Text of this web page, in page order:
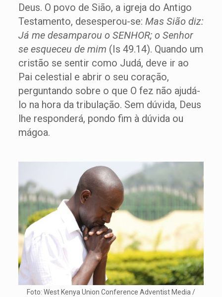
Deus. O povo de Sião, a igreja do Antigo
Testamento, desesperou-se: Mas Sião diz:
Já me desamparou o SENHOR; o Senhor
se esqueceu de mim (Is 49.14). Quando um
cristão se sentir como Judá, deve ir ao
Pai celestial e abrir o seu coração,
perguntando sobre o que O fez não ajudá-
lo na hora da tribulação. Sem dúvida, Deus
lhe responderá, pondo fim à dúvida ou
mágoa.
Foto: West Kenya Union Conference Adventist Media /